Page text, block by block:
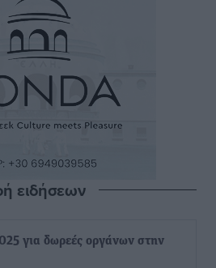
ειδήσεων
για δωρεές οργάνων στην